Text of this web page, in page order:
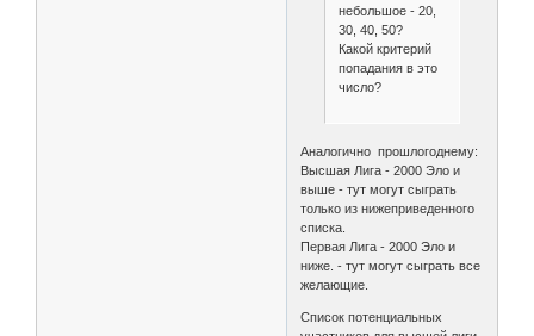
небольшое - 20,
30, 40, 50?
Какой критерий
попадания в это
число?
Аналогично прошлогоднему:
Высшая Лига - 2000 Эло и
выше - тут могут сыграть
только из нижеприведенного
списка.
Первая Лига - 2000 Эло и
ниже. - тут могут сыграть все
желающие.
Список потенциальных